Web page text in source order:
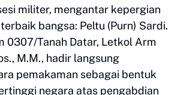
militer, mengantar kepergian
bangsa: Peltu (Purn) Sardi.
0307/Tanah Datar, Letkol Arm
M.M., hadir langsung
pemakaman sebagai bentuk
negara atas pengabdian